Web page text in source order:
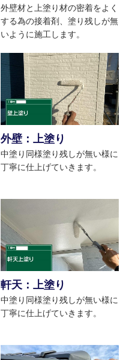
外壁材と上塗り材の密着をよく
する為の接着剤、塗り残しが無
いように施工します。
外壁：上塗り
中塗り同様塗り残しが無い様に
丁寧に仕上げていきます。
軒天：上塗り
中塗り同様塗り残しが無い様に
丁寧に仕上げていきます。